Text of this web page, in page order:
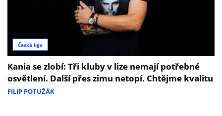
Česká liga
Kania se zlobí: Tři kluby v lize nemají potřebné
osvětlení. Další přes zimu netopí. Chtějme kvalitu
FILIP POTUŽÁK